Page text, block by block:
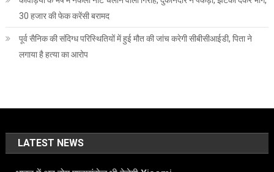
30 हजार की फेक करेंसी बरामद
पूर्व सैनिक की संदिग्ध परिस्थितियों में हुई मौत की जांच करेगी सीबीसीआईडी, पिता ने
लगाया है हत्या का आरोप
LATEST NEWS